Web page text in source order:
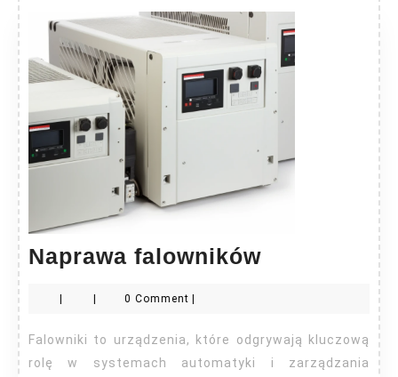
Naprawa falownikówNaprawa
falowników
| | 0 Comment |
Falowniki to urządzenia, które odgrywają kluczową
rolę w systemach automatyki i zarządzania